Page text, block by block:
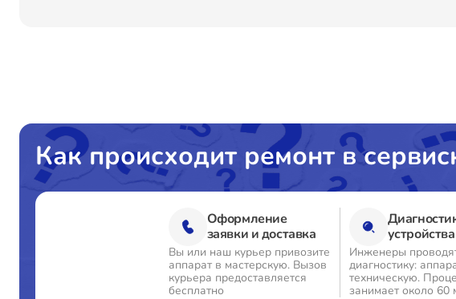
Как происходит ремонт в
Оформление
заявки и доставка
Вы или наш курьер привозите
аппарат в мастерскую. Вызов
курьера предоставляется
бесплатно
устройства
Инженеры
диагностику:
техническую.
занимает около 60